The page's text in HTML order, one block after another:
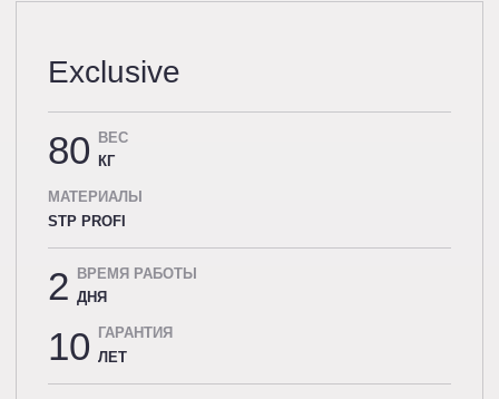
Exclusive
80
ВЕС
КГ
МАТЕРИАЛЫ
STP PROFI
2
ВРЕМЯ РАБОТЫ
ДНЯ
10
ГАРАНТИЯ
ЛЕТ